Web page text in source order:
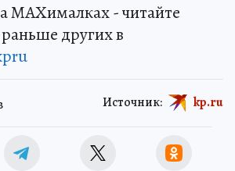
MAXималках - читайте
других в
Источник: kp.ru